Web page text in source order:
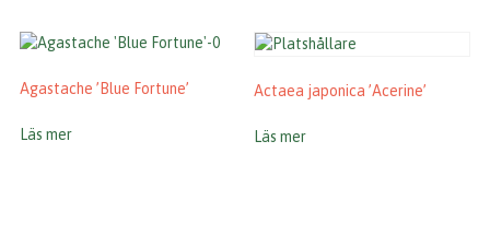
Agastache ’Blue Fortune’
Läs mer
Actaea japonica ’Acerine’
Läs mer